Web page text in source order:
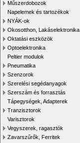
Műszerdobozok
Napelemek és tartozékok
NYÁK-ok
Okosotthon, Lakáselektronika
Oktatási eszközök
Optoelektronika
Peltier modulok
Pneumatika
Szenzorok
Szerelési segédanyagok
Szerszám és forrasztás
Tápegységek, Adapterek
Tranzisztorok
Varisztorok
Vegyszerek, ragasztók
Zavarszűrők, Ferritek